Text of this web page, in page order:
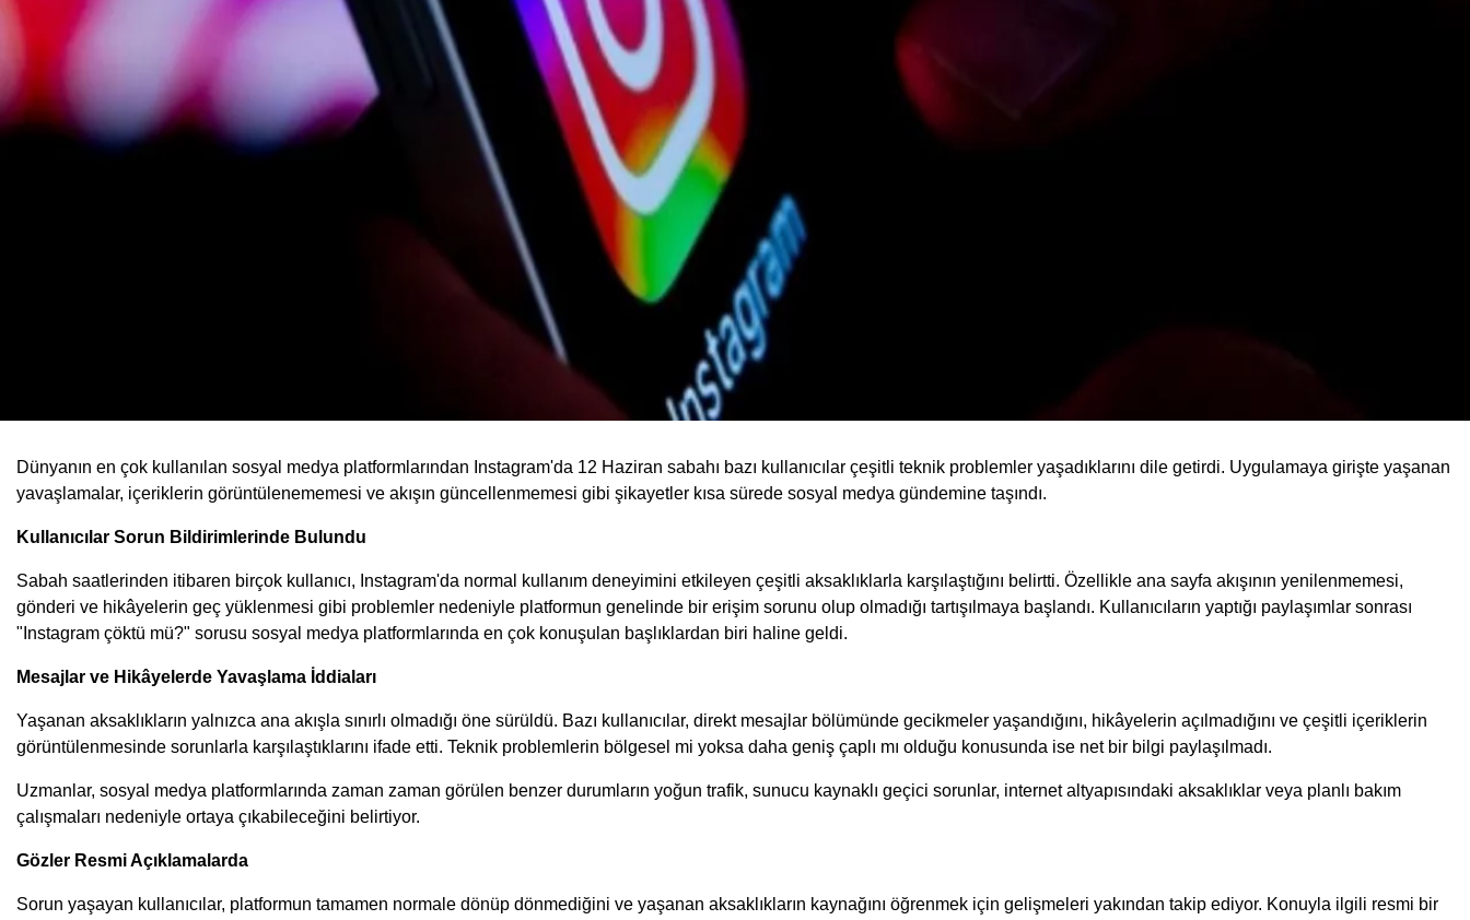
Dünyanın en çok kullanılan sosyal medya platformlarından Instagram'da 12 Haziran sabahı bazı kullanıcılar çeşitli teknik problemler yaşadıklarını dile getirdi. Uygulamaya girişte yaşanan
yavaşlamalar, içeriklerin görüntülenememesi ve akışın güncellenmemesi gibi şikayetler kısa sürede sosyal medya gündemine taşındı.
Kullanıcılar Sorun Bildirimlerinde Bulundu
Sabah saatlerinden itibaren birçok kullanıcı, Instagram'da normal kullanım deneyimini etkileyen çeşitli aksaklıklarla karşılaştığını belirtti. Özellikle ana sayfa akışının yenilenmemesi,
gönderi ve hikâyelerin geç yüklenmesi gibi problemler nedeniyle platformun genelinde bir erişim sorunu olup olmadığı tartışılmaya başlandı. Kullanıcıların yaptığı paylaşımlar sonrası
"Instagram çöktü mü?" sorusu sosyal medya platformlarında en çok konuşulan başlıklardan biri haline geldi.
Mesajlar ve Hikâyelerde Yavaşlama İddiaları
Yaşanan aksaklıkların yalnızca ana akışla sınırlı olmadığı öne sürüldü. Bazı kullanıcılar, direkt mesajlar bölümünde gecikmeler yaşandığını, hikâyelerin açılmadığını ve çeşitli içeriklerin
görüntülenmesinde sorunlarla karşılaştıklarını ifade etti. Teknik problemlerin bölgesel mi yoksa daha geniş çaplı mı olduğu konusunda ise net bir bilgi paylaşılmadı.
Uzmanlar, sosyal medya platformlarında zaman zaman görülen benzer durumların yoğun trafik, sunucu kaynaklı geçici sorunlar, internet altyapısındaki aksaklıklar veya planlı bakım
çalışmaları nedeniyle ortaya çıkabileceğini belirtiyor.
Gözler Resmi Açıklamalarda
Sorun yaşayan kullanıcılar, platformun tamamen normale dönüp dönmediğini ve yaşanan aksaklıkların kaynağını öğrenmek için gelişmeleri yakından takip ediyor. Konuyla ilgili resmi bir